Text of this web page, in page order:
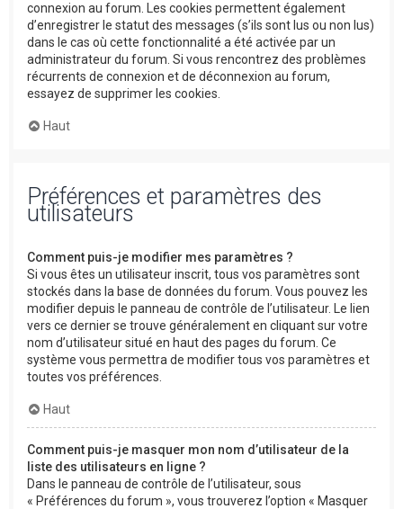
connexion au forum. Les cookies permettent également
d’enregistrer le statut des messages (s’ils sont lus ou non lus)
dans le cas où cette fonctionnalité a été activée par un
administrateur du forum. Si vous rencontrez des problèmes
récurrents de connexion et de déconnexion au forum,
essayez de supprimer les cookies.
Haut
Préférences et paramètres des
utilisateurs
Comment puis-je modifier mes paramètres ?
Si vous êtes un utilisateur inscrit, tous vos paramètres sont
stockés dans la base de données du forum. Vous pouvez les
modifier depuis le panneau de contrôle de l’utilisateur. Le lien
vers ce dernier se trouve généralement en cliquant sur votre
nom d’utilisateur situé en haut des pages du forum. Ce
système vous permettra de modifier tous vos paramètres et
toutes vos préférences.
Haut
Comment puis-je masquer mon nom d’utilisateur de la
liste des utilisateurs en ligne ?
Dans le panneau de contrôle de l’utilisateur, sous
« Préférences du forum », vous trouverez l’option « Masquer